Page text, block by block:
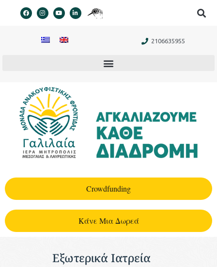
περιεχόμενο
2106635955
Crowdfunding
Kάνε Μια Δωρεά
Εξωτερικά Ιατρεία